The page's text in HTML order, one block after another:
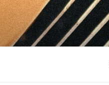
Pular
para
o
conteúdo